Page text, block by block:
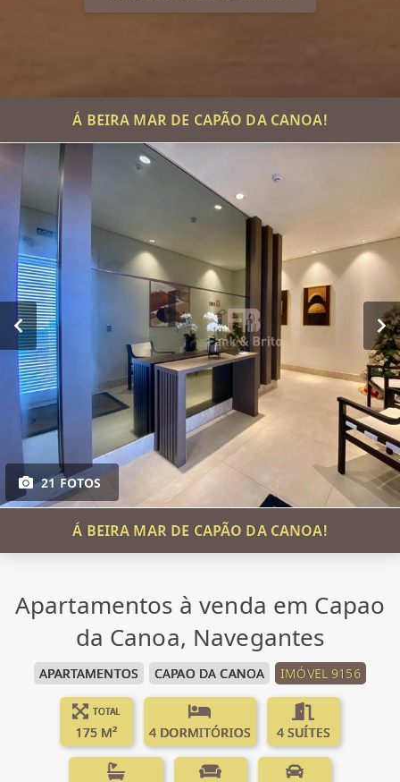
Á BEIRA MAR DE CAPÃO DA CANOA!
21 FOTOS
Á BEIRA MAR DE CAPÃO DA CANOA!
Apartamentos à venda em Capao
da Canoa, Navegantes
APARTAMENTOS CAPAO DA CANOA IMÓVEL 9156
TOTAL
175 M² 4 DORMITÓRIOS 4 SUÍTES